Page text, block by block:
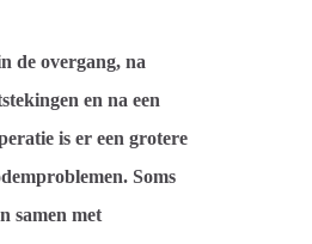
de overgang, na
en na een
is er een grotere
Soms
samen met